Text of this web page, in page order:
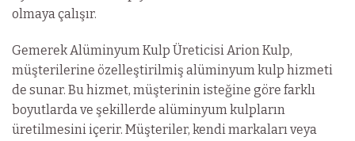
olmaya çalışır.
Gemerek Alüminyum Kulp Üreticisi Arion Kulp,
müşterilerine özelleştirilmiş alüminyum kulp hizmeti
de sunar. Bu hizmet, müşterinin isteğine göre farklı
boyutlarda ve şekillerde alüminyum kulpların
üretilmesini içerir. Müşteriler, kendi markaları veya